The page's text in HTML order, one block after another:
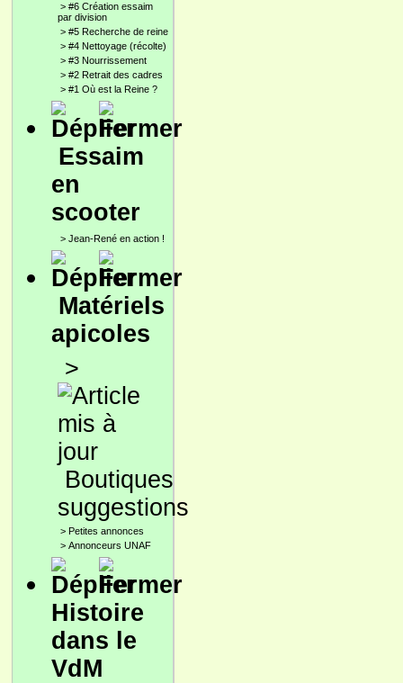
> #6 Création essaim
par division
> #5 Recherche de reine
> #4 Nettoyage (récolte)
> #3 Nourrissement
> #2 Retrait des cadres
> #1 Où est la Reine ?
Essaim
en
scooter
> Jean-René en action !
Matériels
apicoles
>
Boutiques
suggestions
> Petites annonces
> Annonceurs UNAF
Histoire
dans le
VdM